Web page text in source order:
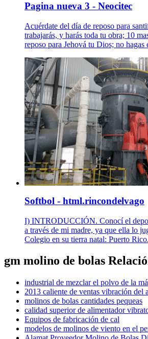
Pagina nueva 3 - Neocitec
Acuérdate del día de reposo para
trabajarás, y harás toda tu obra; 10
reposo para Jehová tu Dios; no hagas
Softbol - html.rincondelvago
I) INTRODUCCIÓN. Conocí el
a través de mi madre, ya que ella lo
Colegio en su tierra natal: Puerto Rico.
gm molino de bolas
industrial de mezclar el polvo de la
2013 caliente de ventas vibración del
molinos de bolas cantidades pequeas
calidad superior de alimentador
Equipos de fabricación de cal
modelos de molinos de viento en el